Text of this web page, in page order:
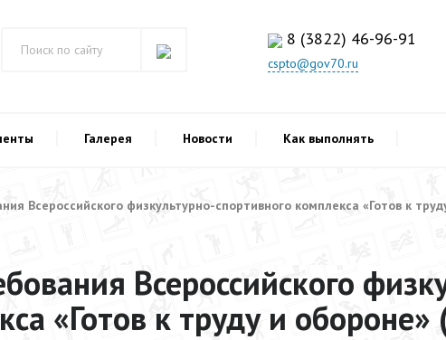
8 (3822) 46-96-91
cspto@gov70.ru
Галерея Новости Как выполнять
Всероссийского физкультурно-спортивного комплекса «Готов к
Всероссийского
«Готов к труду и